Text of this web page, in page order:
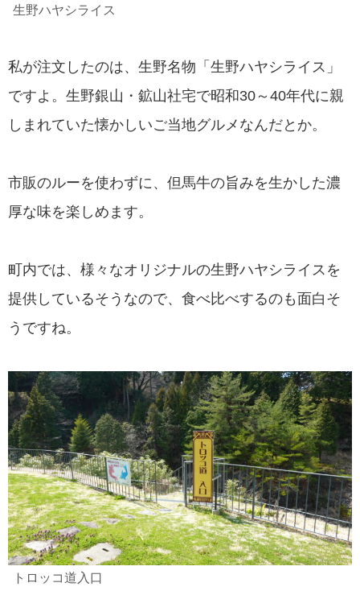
生野ハヤシライス
私が注文したのは、生野名物「生野ハヤシライス」
ですよ。生野銀山・鉱山社宅で昭和30～40年代に親
しまれていた懐かしいご当地グルメなんだとか。
市販のルーを使わずに、但馬牛の旨みを生かした濃
厚な味を楽しめます。
町内では、様々なオリジナルの生野ハヤシライスを
提供しているそうなので、食べ比べするのも面白そ
うですね。
トロッコ道入口